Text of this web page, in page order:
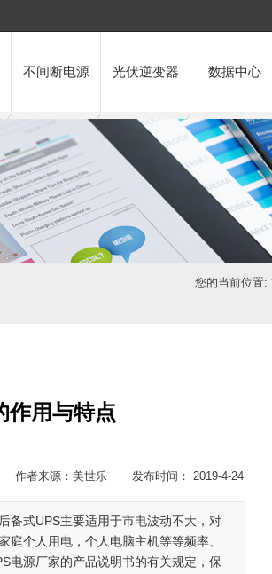
不间断电源 光伏逆变器 数据中心
您的当前位置:
作用与特点
作者来源：美世乐 发布时间： 2019-4-24
备式UPS主要适用于市电波动不大，对
个人用电，个人电脑主机等等频率、
电源厂家的产品说明书的有关规定，保